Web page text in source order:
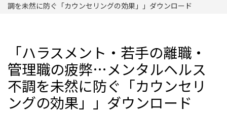
調を未然に防ぐ「カウンセリングの効果」」ダウンロード
「ハラスメント・若手の離職・
管理職の疲弊…メンタルヘルス
不調を未然に防ぐ「カウンセリ
ングの効果」」ダウンロード